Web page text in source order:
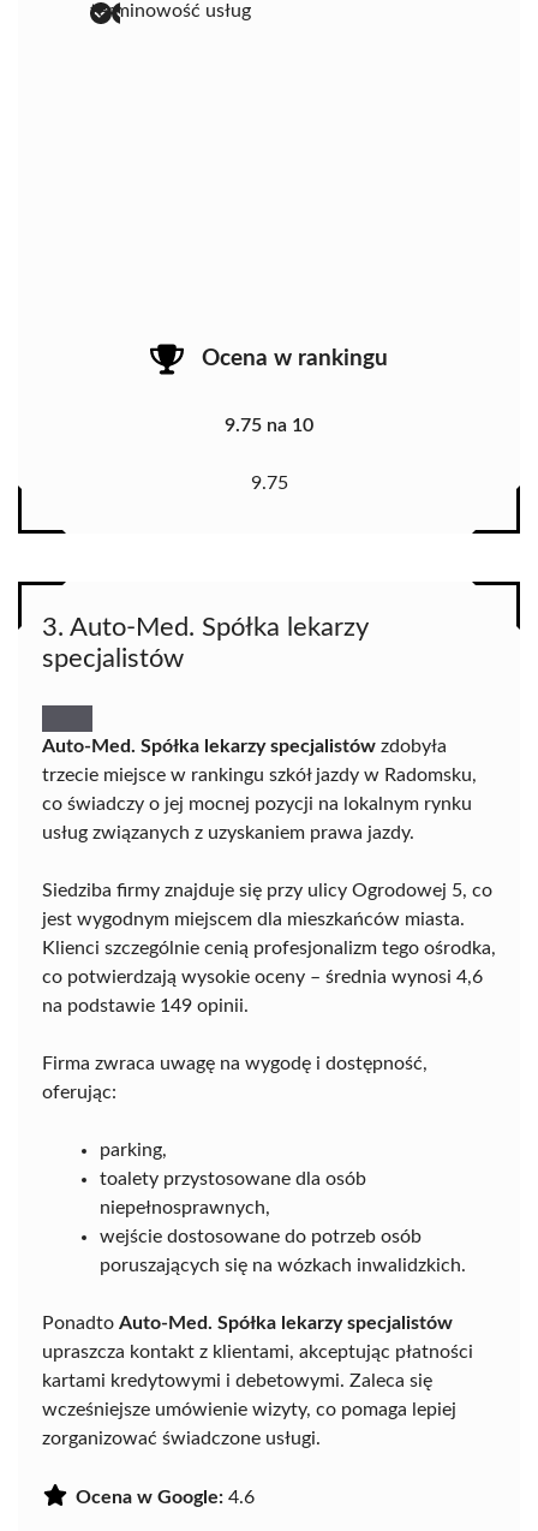
terminowość usług
Ocena w rankingu
9.75 na 10
9.75
3. Auto-Med. Spółka lekarzy
specjalistów
Auto-Med. Spółka lekarzy specjalistów zdobyła
trzecie miejsce w rankingu szkół jazdy w Radomsku,
co świadczy o jej mocnej pozycji na lokalnym rynku
usług związanych z uzyskaniem prawa jazdy.
Siedziba firmy znajduje się przy ulicy Ogrodowej 5, co
jest wygodnym miejscem dla mieszkańców miasta.
Klienci szczególnie cenią profesjonalizm tego ośrodka,
co potwierdzają wysokie oceny – średnia wynosi 4,6
na podstawie 149 opinii.
Firma zwraca uwagę na wygodę i dostępność,
oferując:
parking,
toalety przystosowane dla osób
niepełnosprawnych,
wejście dostosowane do potrzeb osób
poruszających się na wózkach inwalidzkich.
Ponadto Auto-Med. Spółka lekarzy specjalistów
upraszcza kontakt z klientami, akceptując płatności
kartami kredytowymi i debetowymi. Zaleca się
wcześniejsze umówienie wizyty, co pomaga lepiej
zorganizować świadczone usługi.
Ocena w Google: 4.6